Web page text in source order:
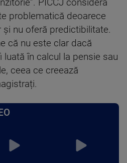
PÎCCJ consideră
problematică deoarece
nu oferă predictibilitate.
că nu este clar dacă
în calcul la pensie sau
ceea ce creează